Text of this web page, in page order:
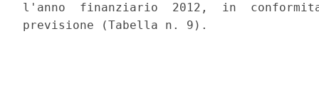
l'anno  finanziario  2012,  in